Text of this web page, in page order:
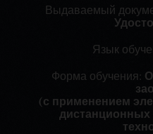
Выдаваемый
Язык
Форма обучения:
(с применением
дистанционных